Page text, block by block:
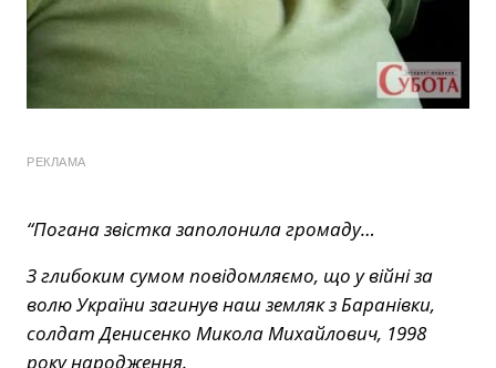
РЕКЛАМА
“Погана звістка заполонила громаду…
З глибоким сумом повідомляємо, що у війні за
волю України загинув наш земляк з Баранівки,
солдат Денисенко Микола Михайлович, 1998
року народження.